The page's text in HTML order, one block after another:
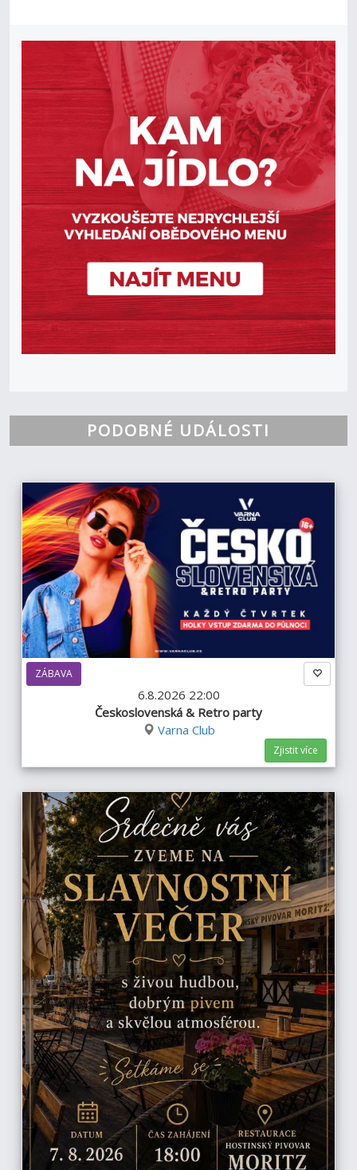
PODOBNÉ UDÁLOSTI
ZÁBAVA
6.8.2026 22:00
Československá & Retro party
Varna Club
Zjistit více